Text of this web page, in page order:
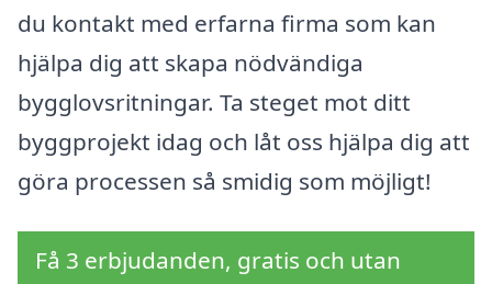
du kontakt med erfarna firma som kan
hjälpa dig att skapa nödvändiga
bygglovsritningar. Ta steget mot ditt
byggprojekt idag och låt oss hjälpa dig att
göra processen så smidig som möjligt!
Få 3 erbjudanden, gratis och utan